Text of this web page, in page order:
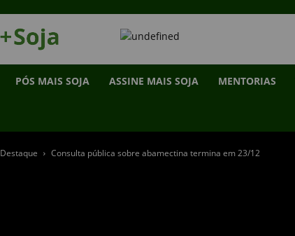
PÓS MAIS SOJA ASSINE MAIS SOJA MENTORIAS
Destaque Consulta pública sobre abamectina termina em 23/12